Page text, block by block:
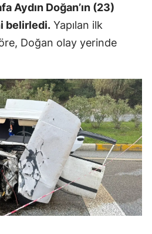
Aydın Doğan’ın (23)
belirledi. Yapılan ilk
Doğan olay yerinde